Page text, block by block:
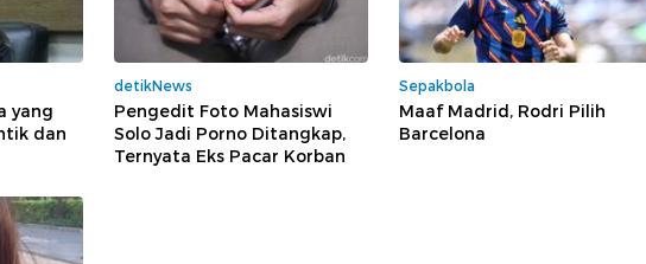
yang
dan
detikNews
Pengedit Foto Mahasiswi
Solo Jadi Porno Ditangkap,
Ternyata Eks Pacar Korban
Sepakbola
Maaf Madrid, Rodri Pilih
Barcelona